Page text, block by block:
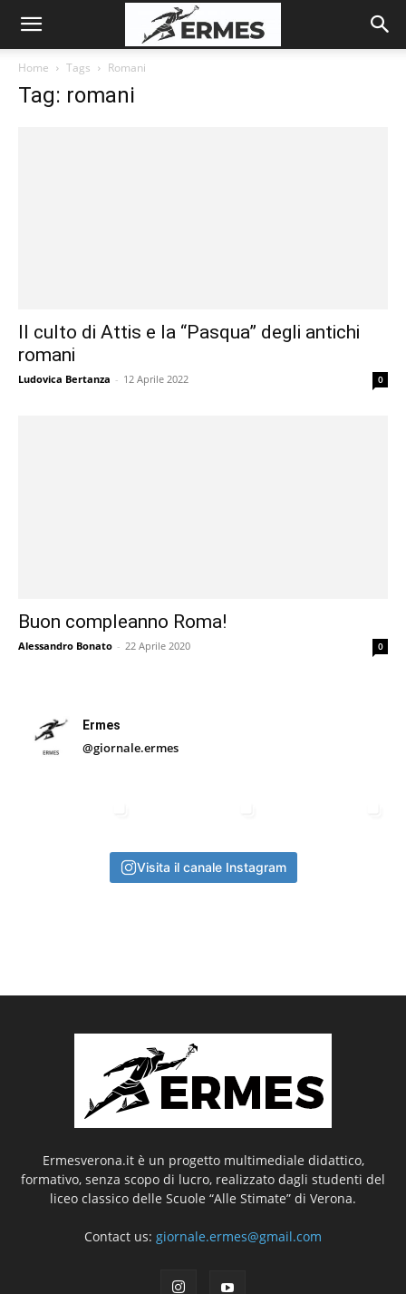
Home Tags Romani
Tag: romani
Il culto di Attis e la “Pasqua” degli antichi
romani
Ludovica Bertanza - 12 Aprile 2022 0
Buon compleanno Roma!
Alessandro Bonato - 22 Aprile 2020 0
Ermes
@giornale.ermes
Visita il canale Instagram
Ermesverona.it è un progetto multimediale didattico,
formativo, senza scopo di lucro, realizzato dagli studenti del
liceo classico delle Scuole “Alle Stimate” di Verona.
Contact us: giornale.ermes@gmail.com